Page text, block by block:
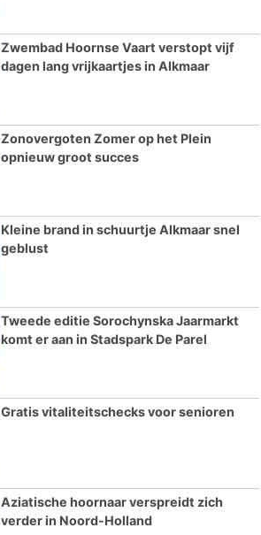
Zwembad Hoornse Vaart verstopt vijf
dagen lang vrijkaartjes in Alkmaar
Zonovergoten Zomer op het Plein
opnieuw groot succes
Kleine brand in schuurtje Alkmaar snel
geblust
Tweede editie Sorochynska Jaarmarkt
komt er aan in Stadspark De Parel
Gratis vitaliteitschecks voor senioren
Aziatische hoornaar verspreidt zich
verder in Noord-Holland